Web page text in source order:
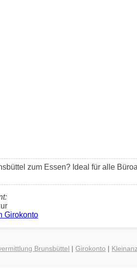
zum Essen? Ideal für alle
Girokonto
Brunsbüttel |Girokonto |